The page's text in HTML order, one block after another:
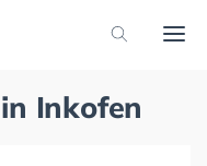
Inkofen